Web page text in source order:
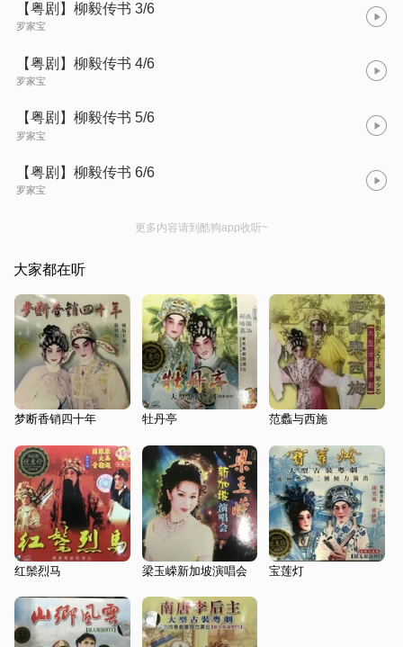
【粤剧】柳毅传书 3/6
罗家宝
【粤剧】柳毅传书 4/6
罗家宝
【粤剧】柳毅传书 5/6
罗家宝
【粤剧】柳毅传书 6/6
罗家宝
更多内容请到酷狗app收听~
大家都在听
梦断香销四十年 牡丹亭 范蠡与西施
红鬃烈马 梁玉嵘新加坡演唱会 宝莲灯